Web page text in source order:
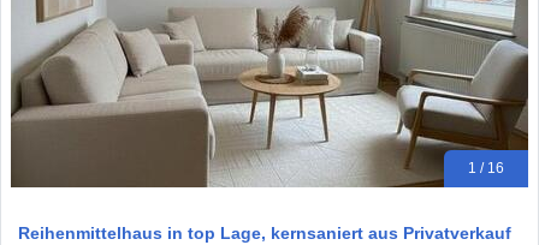
1 / 16
Reihenmittelhaus in top Lage, kernsaniert aus Privatverkauf